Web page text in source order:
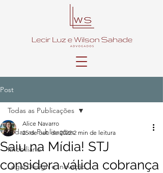
Post
Todas as Publicações
Imobiliário
Legal Design e Inovação
Todas as Publicações
Saiu na Mídia! STJ
considera válida cobrança
Alice Navarro
25 de out. de 2022 2 min de leitura